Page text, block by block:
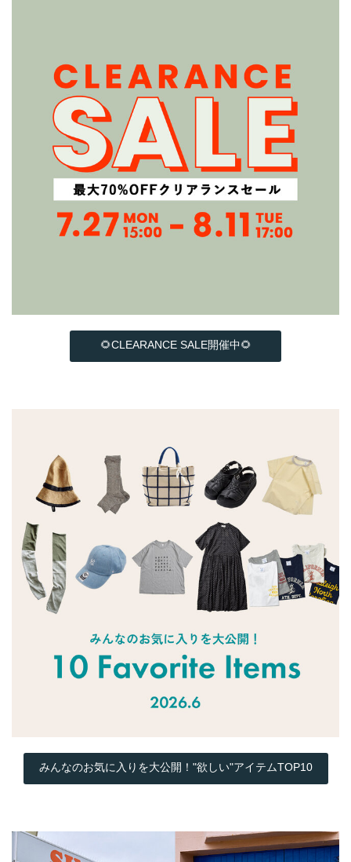
🌻CLEARANCE SALE開催中🌻
みんなのお気に入りを大公開！"欲しい"アイテムTOP10